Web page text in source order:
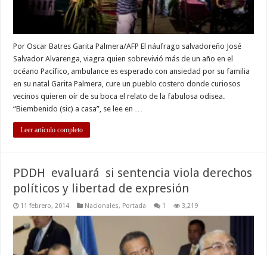
Por Oscar Batres Garita Palmera/AFP El náufrago salvadoreño José
Salvador Alvarenga, viagra quien sobrevivió más de un año en el
océano Pacífico, ambulance es esperado con ansiedad por su familia
en su natal Garita Palmera, cure un pueblo costero donde curiosos
vecinos quieren oír de su boca el relato de la fabulosa odisea.
“Biembenido (sic) a casa”, se lee en …
Leer artículo completo
PDDH evaluará si sentencia viola derechos
políticos y libertad de expresión
11 febrero, 2014 Nacionales, Portada 1 3,219